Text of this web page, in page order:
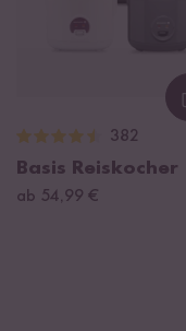
382
Basis Reiskocher
ab 54,99 €